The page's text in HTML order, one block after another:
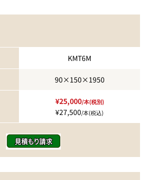
KMT6M
90×150×1950
¥25,000/本(税別)
¥27,500/本(税込)